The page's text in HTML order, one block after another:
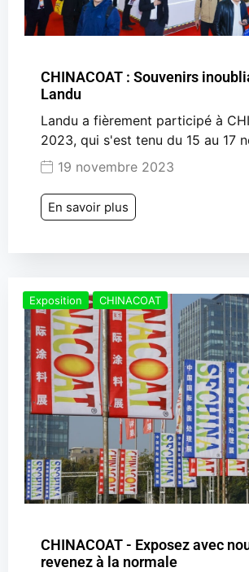
CHINACOAT : Souvenirs
Landu
Landu a fièrement participé à
2023, qui s'est tenu du 15 au 17
19 novembre 2023
En savoir plus
Exposition CHINACOAT
CHINACOAT - Exposez avec
revenez à la normale